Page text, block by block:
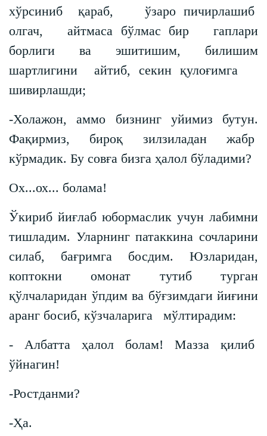
хўрсиниб қараб, ўзаро пичирлашиб
олгач, айтмаса бўлмас бир гаплари
борлиги ва эшитишим, билишим
шартлигини айтиб, секин қулоғимга
шивирлашди;
-Холажон, аммо бизнинг уйимиз бутун.
Фақирмиз, бироқ зилзиладан жабр
кўрмадик. Бу совға бизга ҳалол бўладими?
Ох...ох... болама!
Ўкириб йиғлаб юбормаслик учун лабимни
тишладим. Уларнинг патаккина сочларини
силаб, бағримга босдим. Юзларидан,
коптокни омонат тутиб турган
қўлчаларидан ўпдим ва бўғзимдаги йиғини
аранг босиб, кўзчаларига мўлтирадим:
- Албатта ҳалол болам! Мазза қилиб
ўйнагин!
-Ростданми?
-Ҳа.